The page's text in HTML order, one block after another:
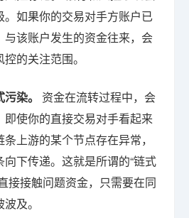
。如果你的交易对手方账户已
该账户发生的资金往来，会
的关注范围。
染。
资金在流转过程中，会
使你的直接交易对手看起来
上游的某个节点存在异常，
下传递。这就是所谓的“链式
接触问题资金，只需要在同
及。